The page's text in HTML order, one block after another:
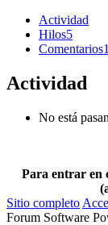
Actividad
Hilos5
Comentarios
Actividad
No está
Para entrar en
Sitio completo
Forum Software